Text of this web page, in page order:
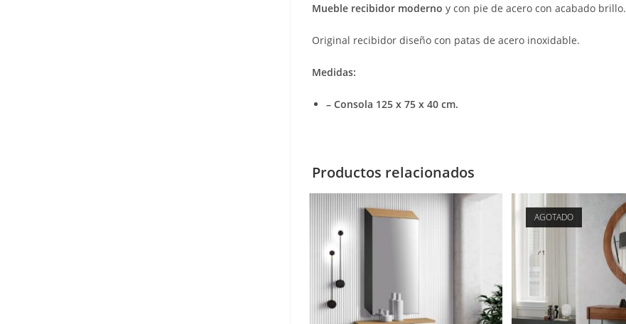
Mueble recibidor moderno y con pie de acero con acabado brillo.
Original recibidor diseño con patas de acero inoxidable.
Medidas:
– Consola 125 x 75 x 40 cm.
Productos relacionados
AGOTADO